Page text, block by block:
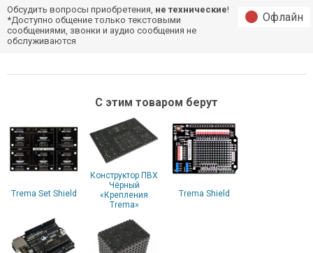
Обсудить вопросы приобретения, не технические!
*Доступно общение только текстовыми
сообщениями, звонки и аудио сообщения не
обслуживаются
Офлайн
С этим товаром берут
Trema Set Shield
Конструктор ПВХ
Чёрный
«Крепления
Trema»
Trema Shield